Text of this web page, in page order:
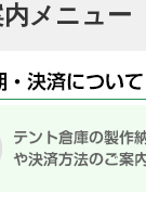
メニュー